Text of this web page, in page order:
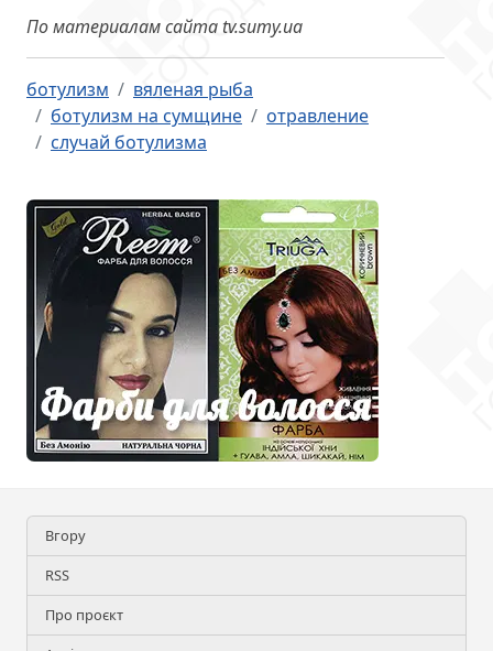
По материалам сайта tv.sumy.ua
ботулизм
вяленая рыба
ботулизм на сумщине
отравление
случай ботулизма
Вгору
RSS
Про проєкт